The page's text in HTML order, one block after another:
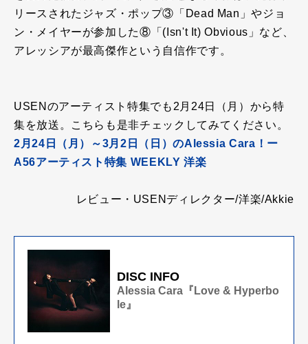
リースされたジャズ・ポップ③「Dead Man」やジョ
ン・メイヤーが参加した⑧「(Isn't It) Obvious」など、
アレッシアが最高傑作という自信作です。
USENのアーティスト特集でも2月24日（月）から特
集を放送。こちらも是非チェックしてみてください。
2月24日（月）～3月2日（日）のAlessia Cara！ー
A56アーティスト特集 WEEKLY 洋楽
レビュー・USENディレクター/洋楽/Akkie
DISC INFO
Alessia Cara『Love & Hyperbo
le』